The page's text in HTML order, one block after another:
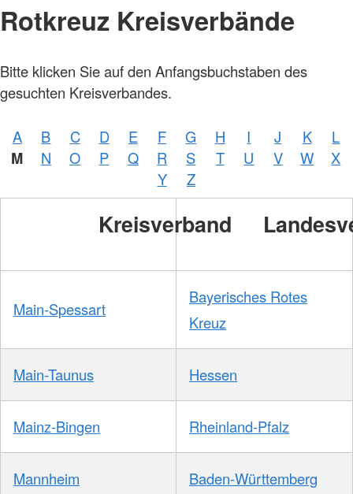
Rotkreuz Kreisverbände
Bitte klicken Sie auf den Anfangsbuchstaben des
gesuchten Kreisverbandes.
A B C D E F G H I J K L
M N O P Q R S T U V W
X
Y
Z
Kreisverband
Main-Spessart
Bayerisches Rotes
Kreuz
Main-Taunus Hessen
Mainz-Bingen Rheinland-Pfalz
Mannheim Baden-Württemberg